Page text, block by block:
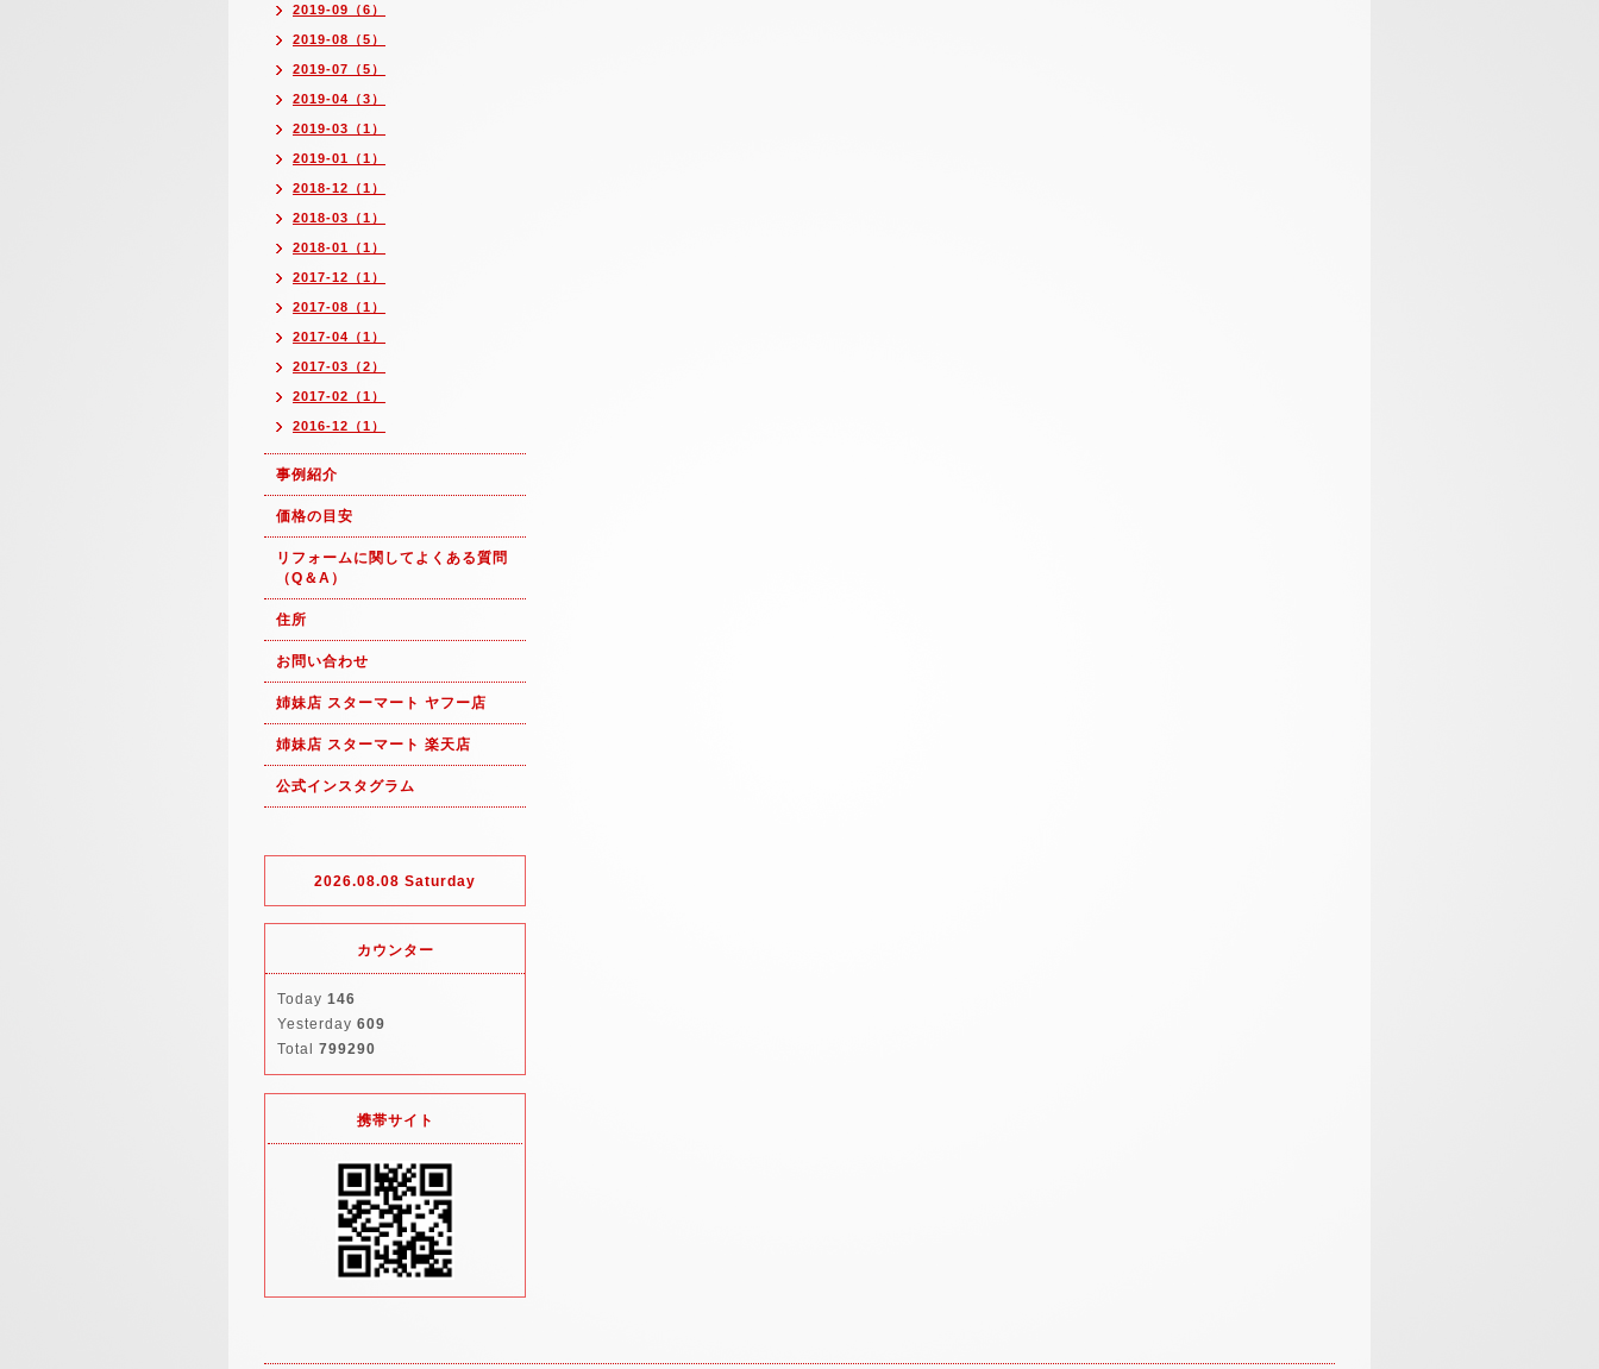
2019-09（6）
2019-08（5）
2019-07（5）
2019-04（3）
2019-03（1）
2019-01（1）
2018-12（1）
2018-03（1）
2018-01（1）
2017-12（1）
2017-08（1）
2017-04（1）
2017-03（2）
2017-02（1）
2016-12（1）
事例紹介
価格の目安
リフォームに関してよくある質問
（Q＆A）
住所
お問い合わせ
姉妹店 スターマート ヤフー店
姉妹店 スターマート 楽天店
公式インスタグラム
2026.08.08 Saturday
カウンター
Today 146
Yesterday 609
Total 799290
携帯サイト